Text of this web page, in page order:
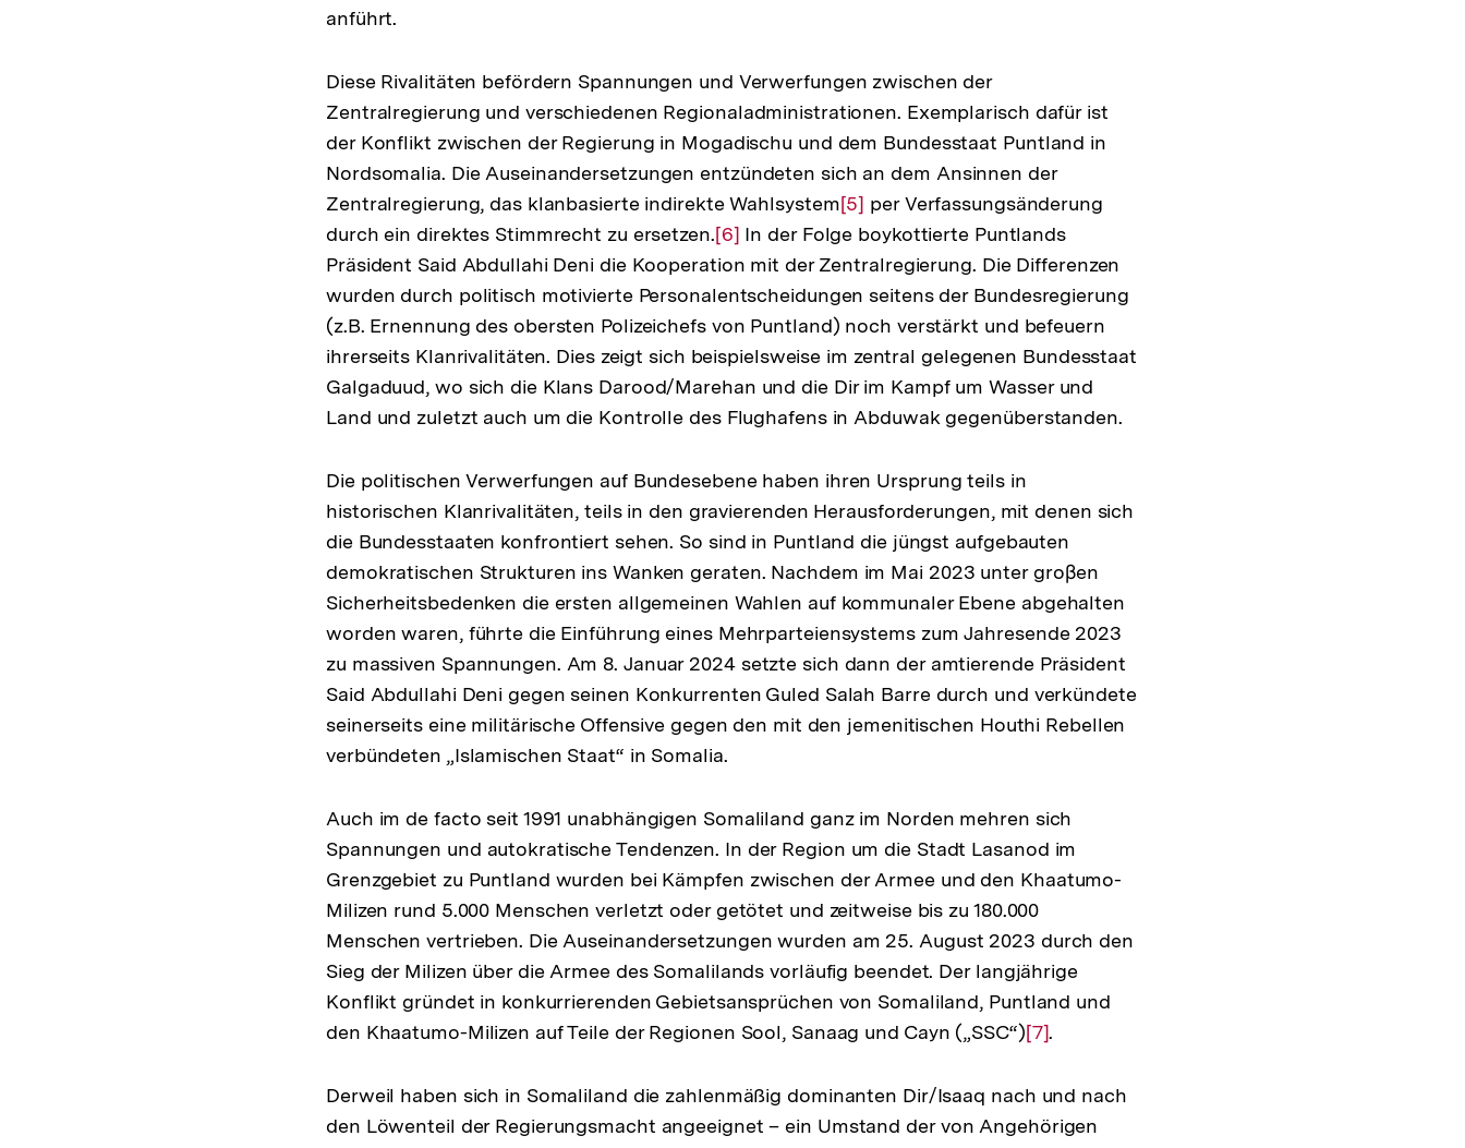
anführt.
Diese Rivalitäten befördern Spannungen und Verwerfungen zwischen der
Zentralregierung und verschiedenen Regionaladministrationen. Exemplarisch dafür ist
der Konflikt zwischen der Regierung in Mogadischu und dem Bundesstaat Puntland in
Nordsomalia. Die Auseinandersetzungen entzündeten sich an dem Ansinnen der
Zentralregierung, das klanbasierte indirekte WahlsystemZur
Auflösung
der
Fußnote
[5] per Verfassungsänderung
durch ein direktes Stimmrecht zu ersetzen.Zur
Auflösung
der
Fußnote
[6] In der Folge boykottierte Puntlands
Präsident Said Abdullahi Deni die Kooperation mit der Zentralregierung. Die Differenzen
wurden durch politisch motivierte Personalentscheidungen seitens der Bundesregierung
(z.B. Ernennung des obersten Polizeichefs von Puntland) noch verstärkt und befeuern
ihrerseits Klanrivalitäten. Dies zeigt sich beispielsweise im zentral gelegenen Bundesstaat
Galgaduud, wo sich die Klans Darood/Marehan und die Dir im Kampf um Wasser und
Land und zuletzt auch um die Kontrolle des Flughafens in Abduwak gegenüberstanden.
Die politischen Verwerfungen auf Bundesebene haben ihren Ursprung teils in
historischen Klanrivalitäten, teils in den gravierenden Herausforderungen, mit denen sich
die Bundesstaaten konfrontiert sehen. So sind in Puntland die jüngst aufgebauten
demokratischen Strukturen ins Wanken geraten. Nachdem im Mai 2023 unter groβen
Sicherheitsbedenken die ersten allgemeinen Wahlen auf kommunaler Ebene abgehalten
worden waren, führte die Einführung eines Mehrparteiensystems zum Jahresende 2023
zu massiven Spannungen. Am 8. Januar 2024 setzte sich dann der amtierende Präsident
Said Abdullahi Deni gegen seinen Konkurrenten Guled Salah Barre durch und verkündete
seinerseits eine militärische Offensive gegen den mit den jemenitischen Houthi Rebellen
verbündeten „Islamischen Staat“ in Somalia.
Auch im de facto seit 1991 unabhängigen Somaliland ganz im Norden mehren sich
Spannungen und autokratische Tendenzen. In der Region um die Stadt Lasanod im
Grenzgebiet zu Puntland wurden bei Kämpfen zwischen der Armee und den Khaatumo-
Milizen rund 5.000 Menschen verletzt oder getötet und zeitweise bis zu 180.000
Menschen vertrieben. Die Auseinandersetzungen wurden am 25. August 2023 durch den
Sieg der Milizen über die Armee des Somalilands vorläufig beendet. Der langjährige
Konflikt gründet in konkurrierenden Gebietsansprüchen von Somaliland, Puntland und
den Khaatumo-Milizen auf Teile der Regionen Sool, Sanaag und Cayn („SSC“)Zur
der
Fußnote
[7].
Derweil haben sich in Somaliland die zahlenmäßig dominanten Dir/Isaaq nach und nach
den Löwenteil der Regierungsmacht angeeignet – ein Umstand der von Angehörigen